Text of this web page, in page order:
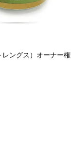
レングス）オーナー権